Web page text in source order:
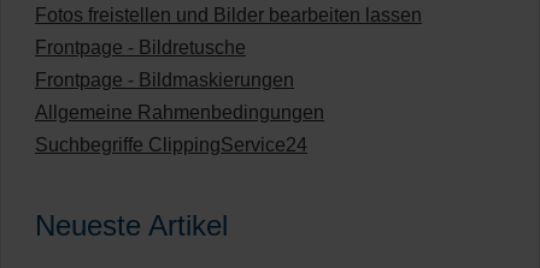
Fotos freistellen und Bilder bearbeiten lassen
Frontpage - Bildretusche
Frontpage - Bildmaskierungen
Allgemeine Rahmenbedingungen
Suchbegriffe ClippingService24
Neueste Artikel